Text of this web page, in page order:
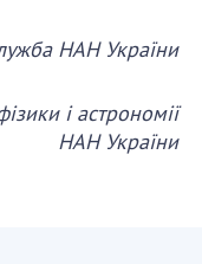
НАН України
і астрономії
НАН України